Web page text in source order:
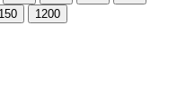
1200